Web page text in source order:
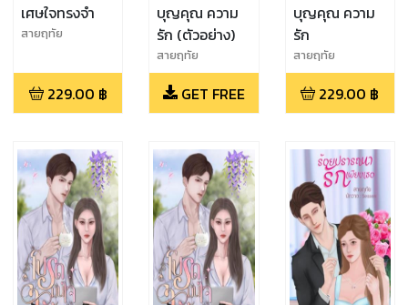
เศษใจทรงจำ
สายฤทัย
229.00 ฿
บุญคุณ ความ
รัก (ตัวอย่าง)
สายฤทัย
GET FREE
บุญคุณ ความ
รัก
สายฤทัย
229.00 ฿